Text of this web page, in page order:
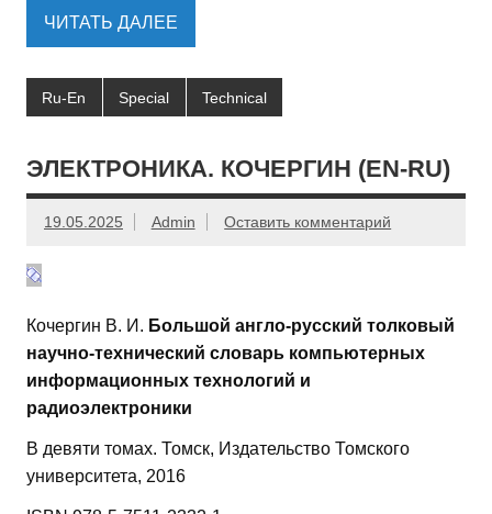
ЧИТАТЬ ДАЛЕЕ
Ru-En Special Technical
ЭЛЕКТРОНИКА. КОЧЕРГИН (EN-RU)
19.05.2025 Admin Оставить комментарий
Кочергин В. И. Большой англо-русский толковый
научно-технический словарь компьютерных
информационных технологий и
радиоэлектроники
В девяти томах. Томск, Издательство Томского
университета, 2016